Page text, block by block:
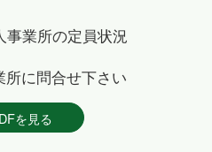
事業所の定員状況
に問合せ下さい
を見る